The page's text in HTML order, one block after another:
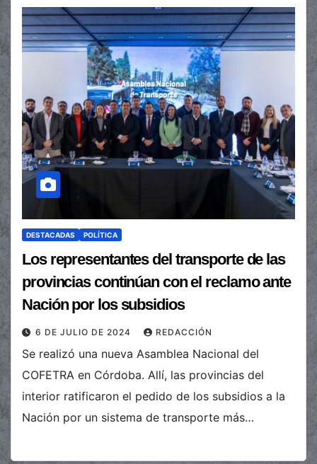
DESTACADAS POLÍTICA
Los representantes del transporte de las
provincias continúan con el reclamo ante
Nación por los subsidios
6 DE JULIO DE 2024 REDACCIÓN
Se realizó una nueva Asamblea Nacional del
COFETRA en Córdoba. Allí, las provincias del
interior ratificaron el pedido de los subsidios a la
Nación por un sistema de transporte más…